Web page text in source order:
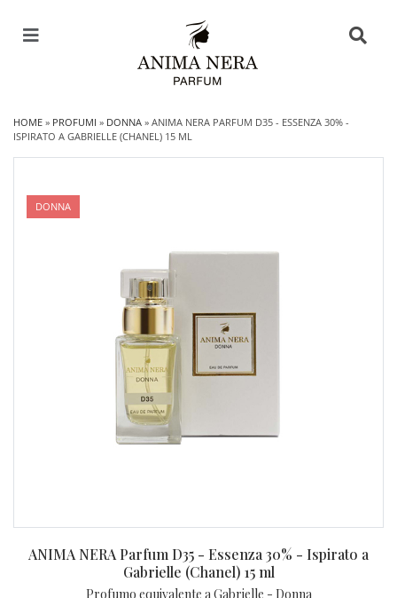
HOME » PROFUMI » DONNA » ANIMA NERA PARFUM D35 - ESSENZA 30% -
ISPIRATO A GABRIELLE (CHANEL) 15 ML
DONNA
ANIMA NERA Parfum D35 - Essenza 30% - Ispirato a
Gabrielle (Chanel) 15 ml
Profumo equivalente a Gabrielle - Donna